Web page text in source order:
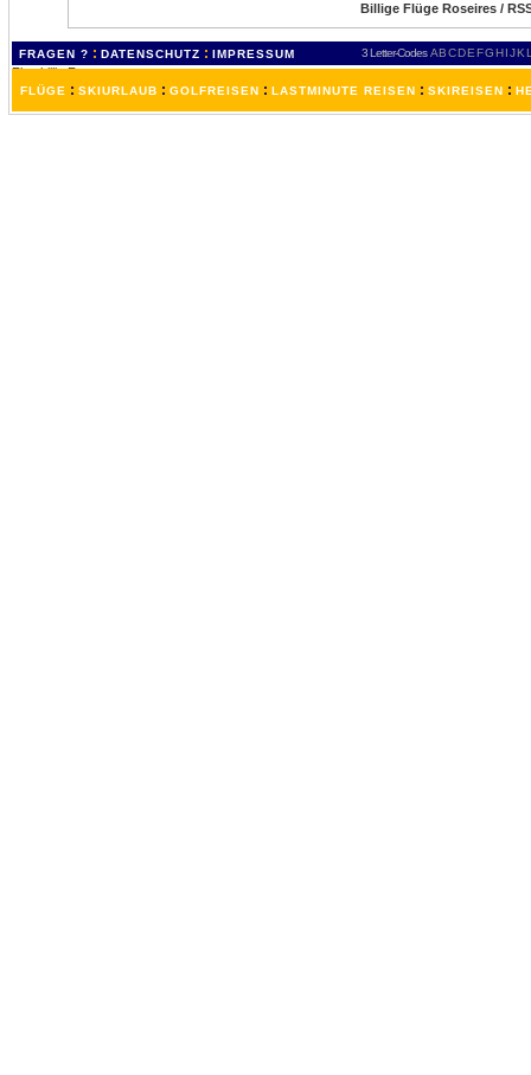
Billige Flüge Roseires /
FRAGEN ? : DATENSCHUTZ : IMPRESSUM 3 Letter-Codes ABCDEFGH IJKL
FLÜGE : SKIURLAUB : GOLFREISEN : LASTMINUTE REISEN : SKIREISEN :